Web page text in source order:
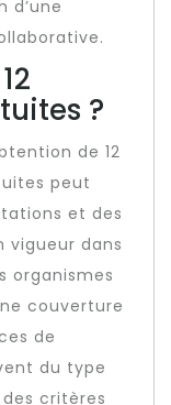
d’une
?
de 12
peut
et des
vigueur dans
organismes
couverture
de
du type
critères